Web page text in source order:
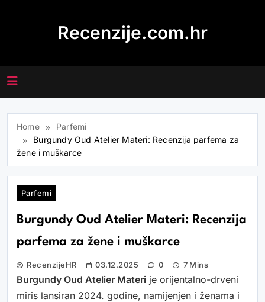
Recenzije.com.hr
Home
Parfemi
Burgundy Oud Atelier Materi: Recenzija parfema za
žene i muškarce
Parfemi
Burgundy Oud Atelier Materi: Recenzija
parfema za žene i muškarce
RecenzijeHR 03.12.2025 0 7 Mins
Burgundy Oud Atelier Materi je orijentalno-drveni
miris lansiran 2024. godine, namijenjen i ženama i